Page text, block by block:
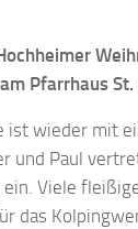
Pfarrhaus St.
ist wieder mit
und Paul
Viele
das